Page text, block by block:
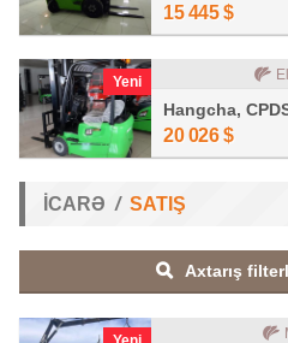
15 445 $
Yeni
Hangcha,
20 026 $
İCARƏ SATIŞ
Axtarış